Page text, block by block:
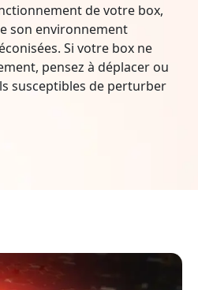
de votre box,
son environnement
Si votre box ne
pensez à déplacer ou
susceptibles de perturber